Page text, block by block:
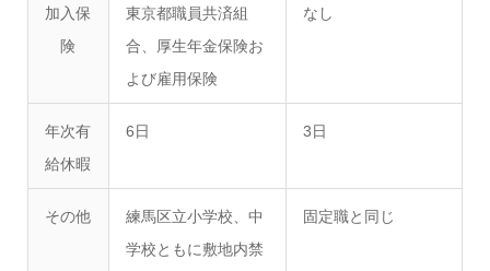
加入保
険
東京都職員共済組
合、厚生年金保険お
よび雇用保険
なし
年次有
給休暇
6日 3日
その他
練馬区立小学校、中
学校ともに敷地内禁
固定職と同じ